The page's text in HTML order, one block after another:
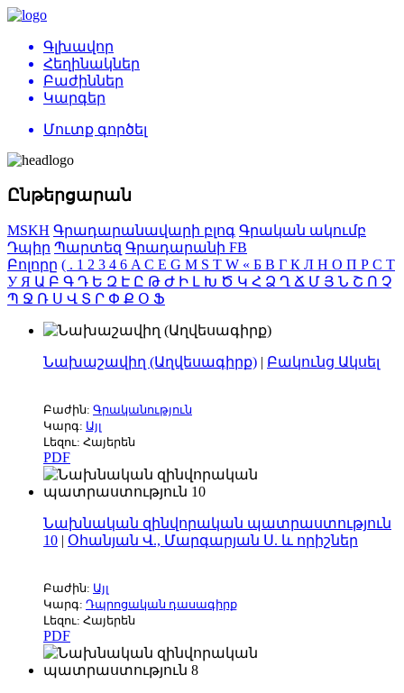
Գլխավոր
Հեղինակներ
Բաժիններ
Կարգեր
Մուտք գործել
Ընթերցարան
MSKH Գրադարանավարի բլոգ Գրական ակումբ
Դպիր Պարտեզ Գրադարանի FB
Բոլորը ( . 1 2 3 4 6 AC E G M S T W « Б В Г К Л Н О П Р С Т
УЯ Ա Բ Գ Դ Ե Զ Է Ը Թ Ժ Ի Լ Խ Ծ Կ Հ Ձ Ղ Ճ Մ Յ Ն Շ Ո Չ
Պ Ջ Ռ Ս Վ Տ Ր Փ Ք Օ Ֆ
Նախաշավիղ (Աղվեսագիրք) | Բակունց Ակսել
Բաժին: Գրականություն
Կարգ: Այլ
Լեզու: Հայերեն
PDF
Նախնական զինվորական պատրաստություն
10 | Օհանյան Վ., Մարգարյան Ս. և որիշներ
Բաժին: Այլ
Կարգ: Դպրոցական դասագիրք
Լեզու: Հայերեն
PDF